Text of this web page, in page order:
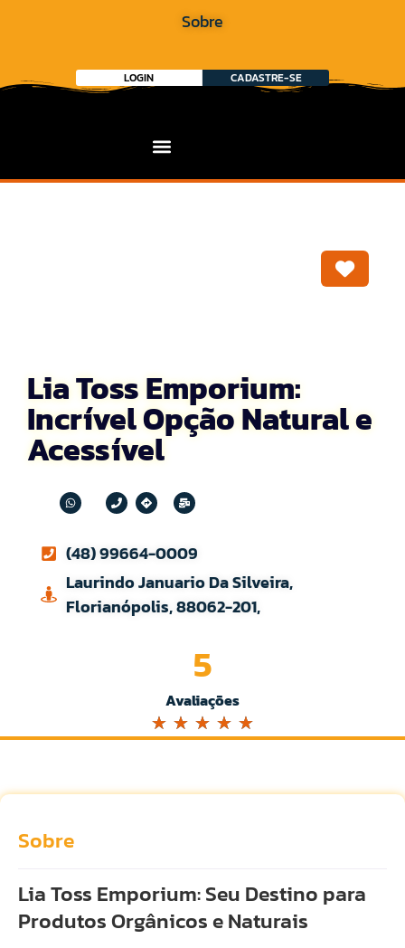
Sobre
LOGIN CADASTRE-SE
Lia Toss Emporium:
Incrível Opção Natural e
Acessível
(48) 99664-0009
Laurindo Januario Da Silveira,
Florianópolis, 88062-201,
Avaliações
5
☆ ☆ ☆ ☆ ☆
Sobre
Lia Toss Emporium: Seu Destino para
Produtos Orgânicos e Naturais